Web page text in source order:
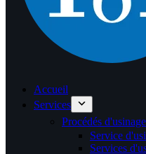
Accueil
Services
Procédés d'usinage
Service
Services